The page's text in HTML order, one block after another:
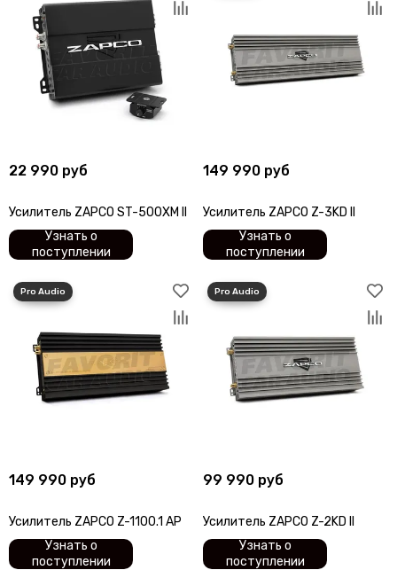
22 990 руб
Усилитель ZAPCO ST-500XM II
Узнать о
поступлении
149 990 руб
Усилитель ZAPCO Z-3KD II
Узнать о
поступлении
149 990 руб
Усилитель ZAPCO Z-1100.1 AP
Узнать о
поступлении
99 990 руб
Усилитель ZAPCO Z-2KD II
Узнать о
поступлении